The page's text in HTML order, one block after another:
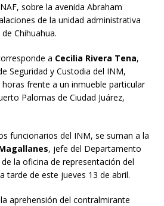
sobre la avenida Abraham
de la unidad administrativa
Chihuahua.
a Cecilia Rivera Tena,
Seguridad y Custodia del INM,
frente a un inmueble particular
Palomas de Ciudad Juárez,
funcionarios del INM, se suman a la
, jefe del Departamento
la oficina de representación del
tarde de este jueves 13 de abril.
aprehensión del contralmirante